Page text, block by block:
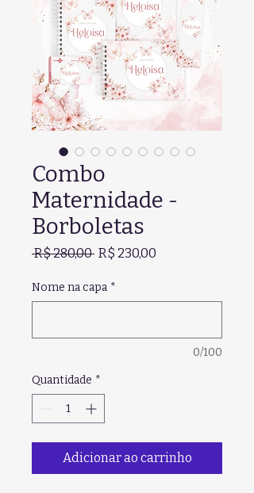
Combo
Maternidade -
Borboletas
R$ 280,00 Preço
R$ 230,00
Nome na capa *
0/100
Quantidade *
Adicionar ao carrinho